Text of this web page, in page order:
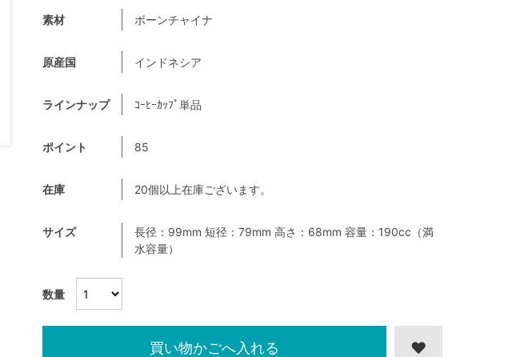
数量
素材 ボーンチャイナ
原産国 インドネシア
ラインナップ ｺｰﾋｰｶｯﾌﾟ単品
ポイント 85
在庫 20個以上在庫ございます。
サイズ
長径：99mm 短径：79mm 高さ：68mm 容量：190cc（満
水容量）
買い物かごへ入れる